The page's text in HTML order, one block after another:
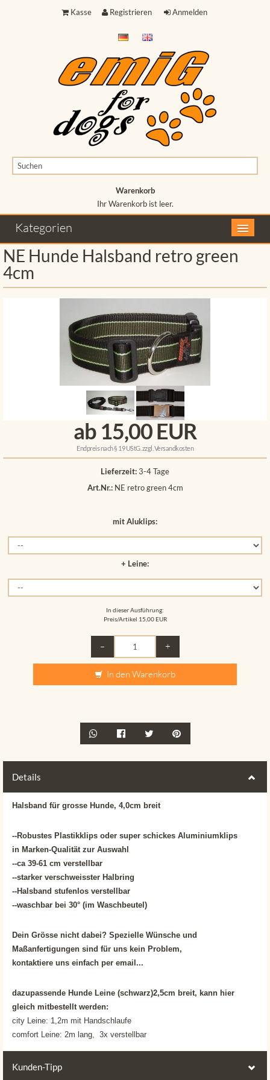
Kasse Registrieren Anmelden
Warenkorb
Ihr Warenkorb ist leer.
Kategorien
NE Hunde Halsband retro green
4cm
ab 15,00 EUR
Endpreis nach § 19 UStG. zzgl. Versandkosten
Lieferzeit:3-4 Tage
Art.Nr.:NE retro green 4cm
mit Aluklips:
+ Leine:
In dieser Ausführung:
Preis/Artikel 15,00 EUR
– +
In den Warenkorb
Details
Halsband für grosse Hunde, 4,0cm breit
--Robustes Plastikklips oder super schickes Aluminiumklips
in Marken-Qualität zur Auswahl
--ca 39-61 cm verstellbar
--starker verschweisster Halbring
--Halsband stufenlos verstellbar
--waschbar bei 30° (im Waschbeutel)
Dein Grösse nicht dabei? Spezielle Wünsche und
Maßanfertigungen sind für uns kein Problem,
kontaktiere uns einfach per email...
dazupassende Hunde Leine (schwarz)2,5cm breit, kann hier
gleich mitbestellt werden:
city Leine: 1,2m mit Handschlaufe
comfort Leine: 2m lang, 3x verstellbar
Kunden-Tipp